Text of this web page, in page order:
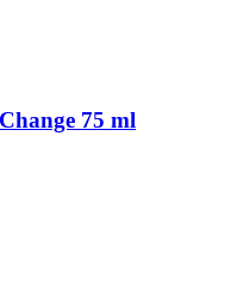
75 ml